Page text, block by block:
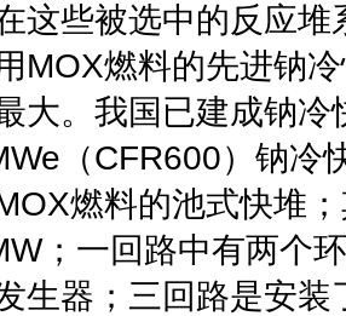
些被选中的反应堆
MOX燃料的先进钠
大。我国已建成钠
（CFR600）钠冷
燃料的池式快堆
；一回路中有两个
生器；三回路是安